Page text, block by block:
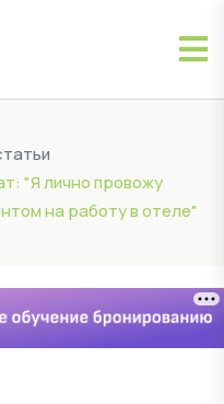
"Я лично провожу
на работу в отеле"